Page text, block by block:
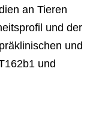
an Tieren
und der
und
und